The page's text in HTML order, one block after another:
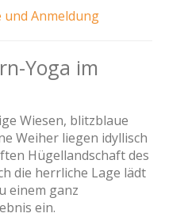
und Anmeldung
Yoga im
Wiesen, blitzblaue
Weiher liegen idyllisch
Hügellandschaft des
die herrliche Lage lädt
einem ganz
ein.